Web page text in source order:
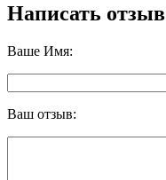
Написать отзыв
Ваше Имя:
Ваш отзыв: